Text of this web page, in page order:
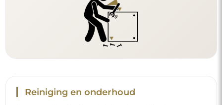
Reiniging en onderhoud